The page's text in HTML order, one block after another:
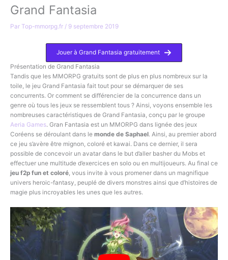
Grand Fantasia
Par Top-mmorpg.fr / 9 septembre 2019
Jouer à Grand Fantasia gratuitement
Présentation de Grand Fantasia
Tandis que les MMORPG gratuits sont de plus en plus nombreux sur la
toile, le jeu Grand Fantasia fait tout pour se démarquer de ses
concurrents. Or comment se différencier de la concurrence dans un
genre où tous les jeux se ressemblent tous ? Ainsi, voyons ensemble les
nombreuses caractéristiques de Grand Fantasia, conçu par le groupe
Aeria Games. Gran Fantasia est un MMORPG dans lignée des jeux
Coréens se déroulant dans le monde de Saphael. Ainsi, au premier abord
ce jeu s’avère être mignon, coloré et kawai. Dans ce dernier, il sera
possible de concevoir un avatar dans le but d’aller basher du Mobs et
effectuer une multitude d’exercices en solo ou en multijoueurs. Au final ce
jeu f2p fun et coloré , vous invite à vous promener dans un magnifique
univers heroic-fantasy, peuplé de divers monstres ainsi que d’histoires de
magie plus incroyables les unes que les autres.